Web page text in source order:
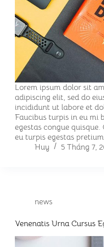
Lorem ipsum dolor sit
adipiscing elit, sed do
incididunt ut labore et
Faucibus turpis in eu mi
egestas congue
eu turpis egestas
Huy
5 Tháng 7,
news
Venenatis Urna Cursus